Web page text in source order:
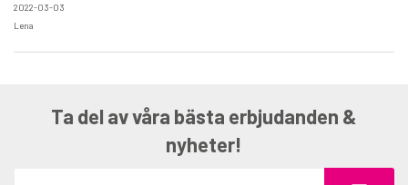
2022-03-03
Lena
Ta del av våra bästa erbjudanden &
nyheter!